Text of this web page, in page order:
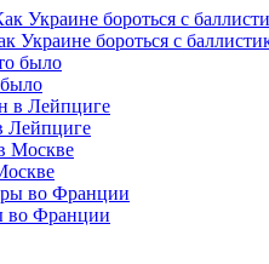
Украине бороться с
Лейпциге
во Франции